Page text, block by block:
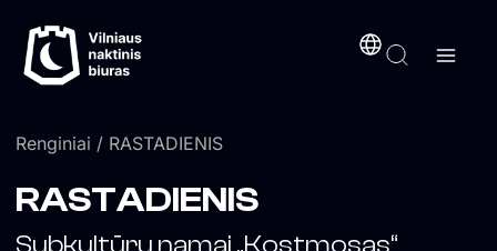
prie
turinio
Renginiai / RASTADIENIS
RASTADIENIS
Subkultūrų namai „Kostmosas“